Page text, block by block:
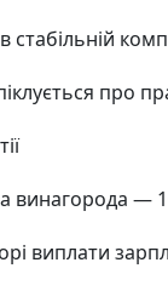
стабільній
про
винагорода —
виплати